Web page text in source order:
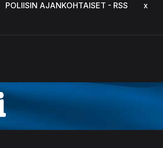
POLIISIN AJANKOHTAISET - RSS x